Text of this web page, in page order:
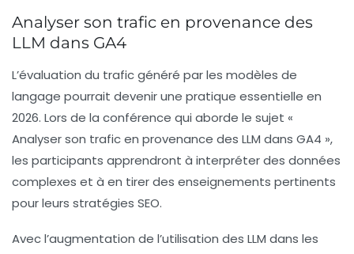
Analyser son trafic en provenance des
LLM dans GA4
L’évaluation du trafic généré par les modèles de
langage pourrait devenir une pratique essentielle en
2026. Lors de la conférence qui aborde le sujet «
Analyser son trafic en provenance des LLM dans GA4 »,
les participants apprendront à interpréter des données
complexes et à en tirer des enseignements pertinents
pour leurs stratégies SEO.
Avec l’augmentation de l’utilisation des LLM dans les